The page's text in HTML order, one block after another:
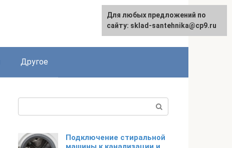
Другое
Подключение стиральной
Для любых предложений по
сайту: sklad-santehnika@cp9.ru